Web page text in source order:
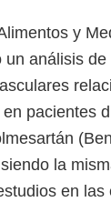
y
análisis
pacientes
la
en